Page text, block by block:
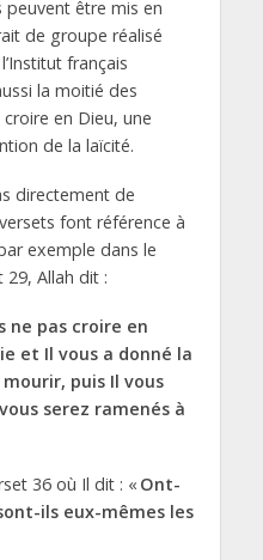
peuvent être mis en
de groupe réalisé
français
la moitié des
en Dieu, une
de la laïcité.
directement de
font référence à
exemple dans le
29, Allah dit :
ne pas croire en
et Il vous a donné la
puis Il vous
serez ramenés à
36 où Il dit : « Ont-
ils eux-mêmes les